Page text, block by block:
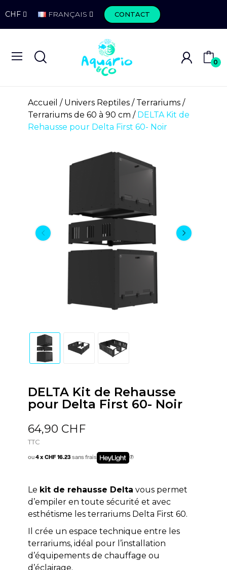
CHF FRANÇAIS CONTACT
0
Accueil Univers Reptiles
Terrariums
Terrariums de 60 à 90 cm
DELTA Kit de
Rehausse pour Delta First 60- Noir
DELTA Kit de Rehausse
pour Delta First 60- Noir
64,90 CHF
TTC
ou4 x CHF 16.23sans frais
Le kit de rehausse Delta vous permet
d’empiler en toute sécurité et avec
esthétisme les terrariums Delta First 60.
Il crée un espace technique entre les
terrariums, idéal pour l’installation
d’équipements de chauffage ou
d’éclairage.